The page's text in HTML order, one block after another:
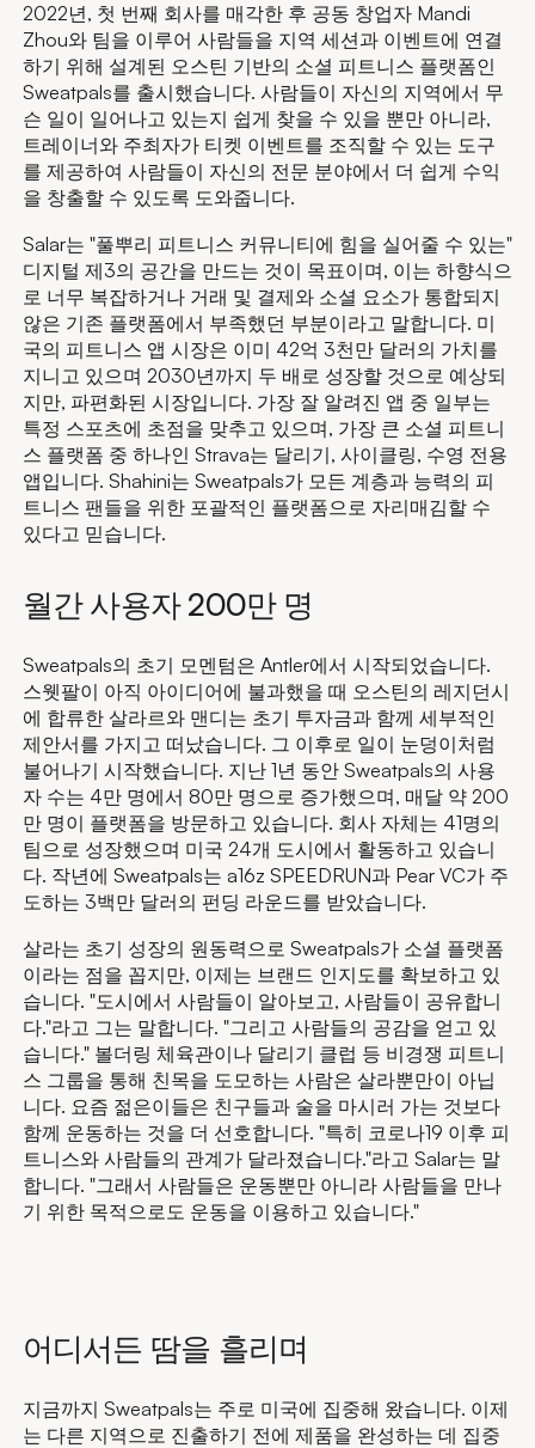
2022년, 첫 번째 회사를 매각한 후 공동 창업자 Mandi
Zhou와 팀을 이루어 사람들을 지역 세션과 이벤트에 연결
하기 위해 설계된 오스틴 기반의 소셜 피트니스 플랫폼인
Sweatpals를 출시했습니다. 사람들이 자신의 지역에서 무
슨 일이 일어나고 있는지 쉽게 찾을 수 있을 뿐만 아니라,
트레이너와 주최자가 티켓 이벤트를 조직할 수 있는 도구
를 제공하여 사람들이 자신의 전문 분야에서 더 쉽게 수익
을 창출할 수 있도록 도와줍니다.
Salar는 "풀뿌리 피트니스 커뮤니티에 힘을 실어줄 수 있는"
디지털 제3의 공간을 만드는 것이 목표이며, 이는 하향식으
로 너무 복잡하거나 거래 및 결제와 소셜 요소가 통합되지
않은 기존 플랫폼에서 부족했던 부분이라고 말합니다. 미
국의 피트니스 앱 시장은 이미 42억 3천만 달러의 가치를
지니고 있으며 2030년까지 두 배로 성장할 것으로 예상되
지만, 파편화된 시장입니다. 가장 잘 알려진 앱 중 일부는
특정 스포츠에 초점을 맞추고 있으며, 가장 큰 소셜 피트니
스 플랫폼 중 하나인 Strava는 달리기, 사이클링, 수영 전용
앱입니다. Shahini는 Sweatpals가 모든 계층과 능력의 피
트니스 팬들을 위한 포괄적인 플랫폼으로 자리매김할 수
있다고 믿습니다.
월간 사용자 200만 명
Sweatpals의 초기 모멘텀은 Antler에서 시작되었습니다.
스웻팔이 아직 아이디어에 불과했을 때 오스틴의 레지던시
에 합류한 살라르와 맨디는 초기 투자금과 함께 세부적인
제안서를 가지고 떠났습니다. 그 이후로 일이 눈덩이처럼
불어나기 시작했습니다. 지난 1년 동안 Sweatpals의 사용
자 수는 4만 명에서 80만 명으로 증가했으며, 매달 약 200
만 명이 플랫폼을 방문하고 있습니다. 회사 자체는 41명의
팀으로 성장했으며 미국 24개 도시에서 활동하고 있습니
다. 작년에 Sweatpals는 a16z SPEEDRUN과 Pear VC가 주
도하는 3백만 달러의 펀딩 라운드를 받았습니다.
살라는 초기 성장의 원동력으로 Sweatpals가 소셜 플랫폼
이라는 점을 꼽지만, 이제는 브랜드 인지도를 확보하고 있
습니다. "도시에서 사람들이 알아보고, 사람들이 공유합니
다."라고 그는 말합니다. "그리고 사람들의 공감을 얻고 있
습니다." 볼더링 체육관이나 달리기 클럽 등 비경쟁 피트니
스 그룹을 통해 친목을 도모하는 사람은 살라뿐만이 아닙
니다. 요즘 젊은이들은 친구들과 술을 마시러 가는 것보다
함께 운동하는 것을 더 선호합니다. "특히 코로나19 이후 피
트니스와 사람들의 관계가 달라졌습니다."라고 Salar는 말
합니다. "그래서 사람들은 운동뿐만 아니라 사람들을 만나
기 위한 목적으로도 운동을 이용하고 있습니다."
어디서든 땀을 흘리며
지금까지 Sweatpals는 주로 미국에 집중해 왔습니다. 이제
는 다른 지역으로 진출하기 전에 제품을 완성하는 데 집중